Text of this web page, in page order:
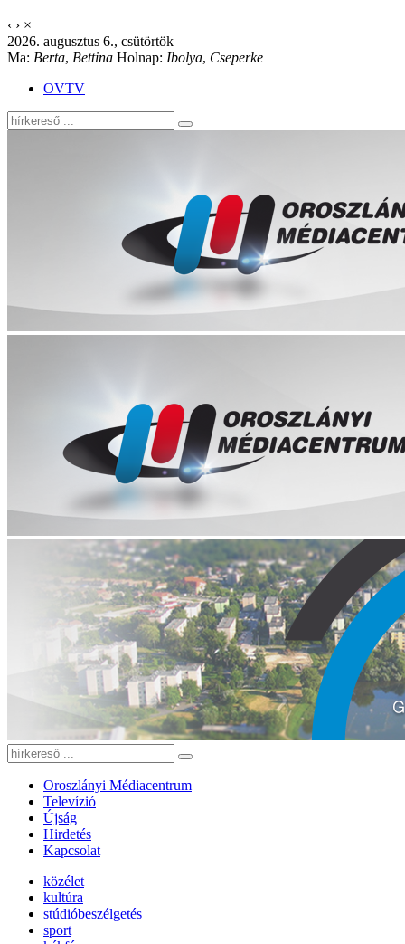
‹ › ×
2026. augusztus 6., csütörtök
Ma: Berta, Bettina Holnap: Ibolya, Cseperke
OVTV
Oroszlányi Médiacentrum
Televízió
Újság
Hirdetés
Kapcsolat
közélet
kultúra
stúdióbeszélgetés
sport